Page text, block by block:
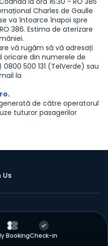
Charles de Gaulle
va întoarce înapoi spre
386. Estima de aterizare
vă rugăm să vă adresați
oricare din numerele de
500 131 (TelVerde) sau
la
.
de către operatorul
tuturor pasagerilor
Us
BookingCheck-in